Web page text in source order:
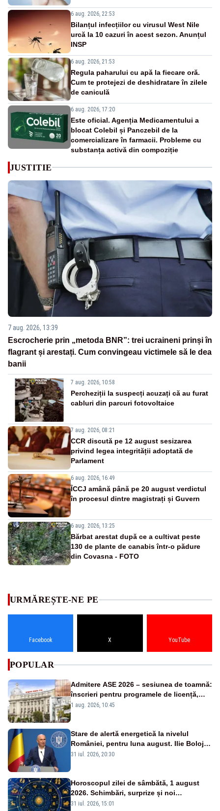
6 aug. 2026, 22:53
Bilanțul infecțiilor cu virusul West Nile
urcă la 10 cazuri în acest sezon. Anunțul
INSP
6 aug. 2026, 21:53
Regula paharului cu apă la fiecare oră.
Cum te protejezi de deshidratare în zilele
de caniculă
6 aug. 2026, 17:20
Este oficial. Agenția Medicamentului a
blocat Colebil și Panczebil de la
comercializare în farmacii. Probleme cu
substanța activă din compoziție
JUSTITIE
7 aug. 2026, 13:39
Escrocherie prin „metoda BNR”: trei ucraineni prinși în
flagrant și arestați. Cum convingeau victimele să le dea
banii
7 aug. 2026, 10:58
Percheziții la suspecți acuzați că au furat
cabluri din parcuri fotovoltaice
7 aug. 2026, 08:21
CCR discută pe 12 august sesizarea
privind legea integrității adoptată de
Parlament
6 aug. 2026, 16:49
ÎCCJ amână până pe 20 august verdictul
în procesul dintre magistrați și Guvern
6 aug. 2026, 13:25
Bărbat arestat după ce a cultivat peste
130 de plante de canabis într-o pădure
din Covasna - FOTO
URMĂREȘTE-NE PE
Facebook X YouTube
POPULAR
Admitere ASE 2026 – sesiunea de toamnă:
înscrieri pentru programele de licență,
masterat și doctorat
1 aug. 2026, 10:45
Stare de alertă energetică la nivelul
României, pentru luna august. Ilie Bolojan
a anunțat importuri și posibile restricții –
31 iul. 2026, 20:30
Horoscopul zilei de sâmbătă, 1 august
2026. Schimbări, surprize și noi
oportunități pentru toate zodiile
31 iul. 2026, 15:01